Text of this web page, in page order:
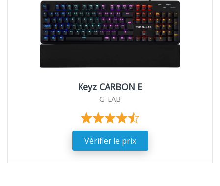
Keyz CARBON E
G-LAB
Vérifier le prix